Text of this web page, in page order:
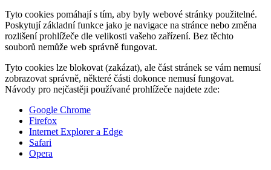
Tyto cookies pomáhají s tím, aby byly webové stránky použitelné.
Poskytují základní funkce jako je navigace na stránce nebo změna
rozlišení prohlížeče dle velikosti vašeho zařízení. Bez těchto
souborů nemůže web správně fungovat.
Tyto cookies lze blokovat (zakázat), ale část stránek se vám nemusí
zobrazovat správně, některé části dokonce nemusí fungovat.
Návody pro nejčastěji používané prohlížeče najdete zde:
Google Chrome
Firefox
Internet Explorer a Edge
Safari
Opera